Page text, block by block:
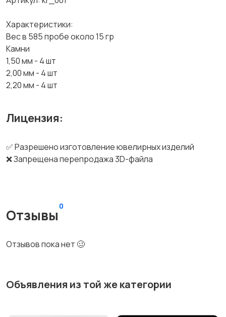
Характеристики:
Вес в 585 пробе около 15 гр
Камни
1,50 мм - 4 шт
2,00 мм - 4 шт
2,20 мм - 4 шт
Лицензия:
✅ Разрешено изготовление ювелирных изделий
❌ Запрещена перепродажа 3D-файла
Отзывы
0
Отзывов пока нет 🥴
Объявления из той же категории